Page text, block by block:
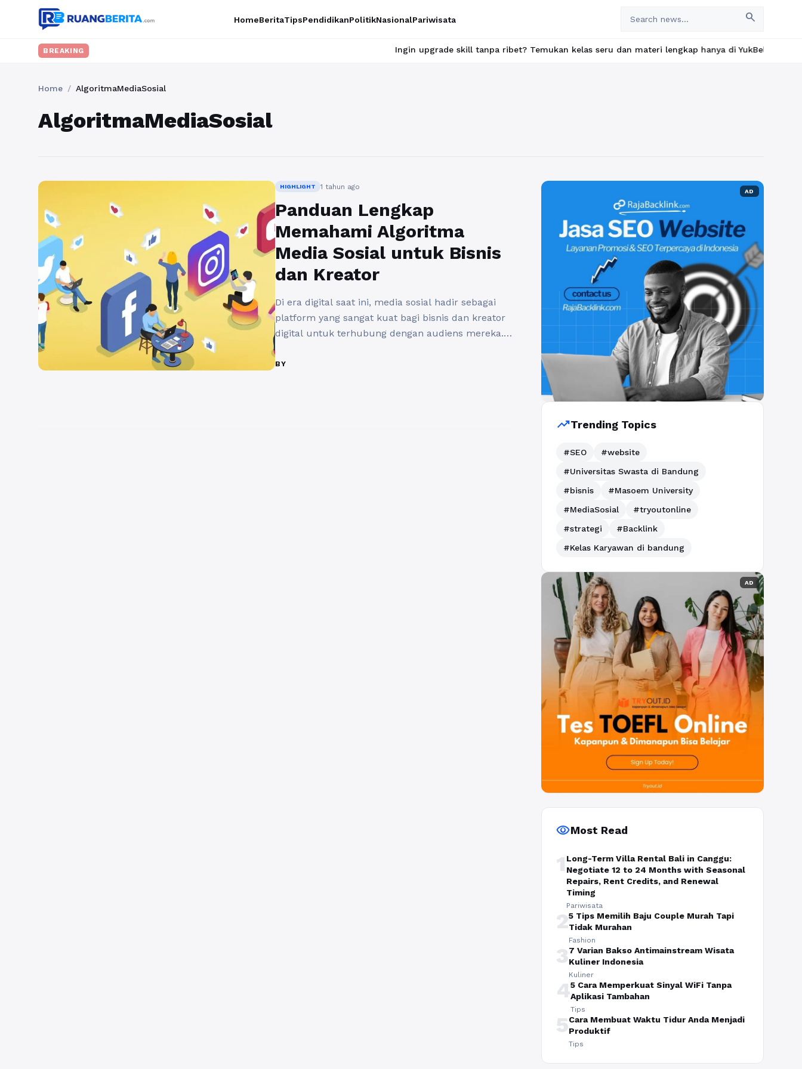
HomeBeritaTipsPendidikanPolitikNasionalPariwisata search
BREAKING Ingin upgrade skill tanpa ribet? Temukan kelas seru dan materi lengkap hanya di YukBelajar.com. Mulai
Home / AlgoritmaMediaSosial
AlgoritmaMediaSosial
HIGHLIGHT 1 tahun ago
Panduan Lengkap
Memahami Algoritma
Media Sosial untuk Bisnis
dan Kreator
Di era digital saat ini, media sosial hadir sebagai
platform yang sangat kuat bagi bisnis dan kreator
digital untuk terhubung dengan audiens mereka.
pengguna, memahami algoritma media sosial
BY
AD
trending_upTrending Topics
#SEO
#website
#Universitas Swasta di Bandung
#bisnis
#Masoem University
#MediaSosial
#tryoutonline
#strategi
#Backlink
#Kelas Karyawan di bandung
AD
visibilityMost Read
1 Long-Term Villa Rental Bali in Canggu:
Negotiate 12 to 24 Months with Seasonal
Repairs, Rent Credits, and Renewal
Timing
Pariwisata
25 Tips Memilih Baju Couple Murah Tapi
Tidak Murahan
Fashion
37 Varian Bakso Antimainstream Wisata
Kuliner Indonesia
Kuliner
45 Cara Memperkuat Sinyal WiFi Tanpa
Aplikasi Tambahan
Tips
5Cara Membuat Waktu Tidur Anda Menjadi
Produktif
Tips